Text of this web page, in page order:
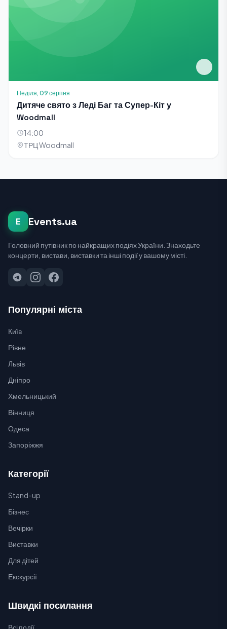
Неділя, 09 серпня
Дитяче свято з Леді Баг та Супер-Кіт у
Woodmall
14:00
ТРЦ Woodmall
E Events.ua
Головний путівник по найкращих подіях України. Знаходьте
концерти, вистави, виставки та інші події у вашому місті.
Популярні міста
Київ
Рівне
Львів
Дніпро
Хмельницький
Вінниця
Одеса
Запоріжжя
Категорії
Stand-up
Бізнес
Вечірки
Виставки
Для дітей
Екскурсії
Швидкі посилання
Всі події